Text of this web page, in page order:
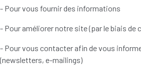
- Pour vous fournir des informations
- Pour améliorer notre site (par le biais de
- Pour vous contacter afin de vous
(newsletters, e-mailings)